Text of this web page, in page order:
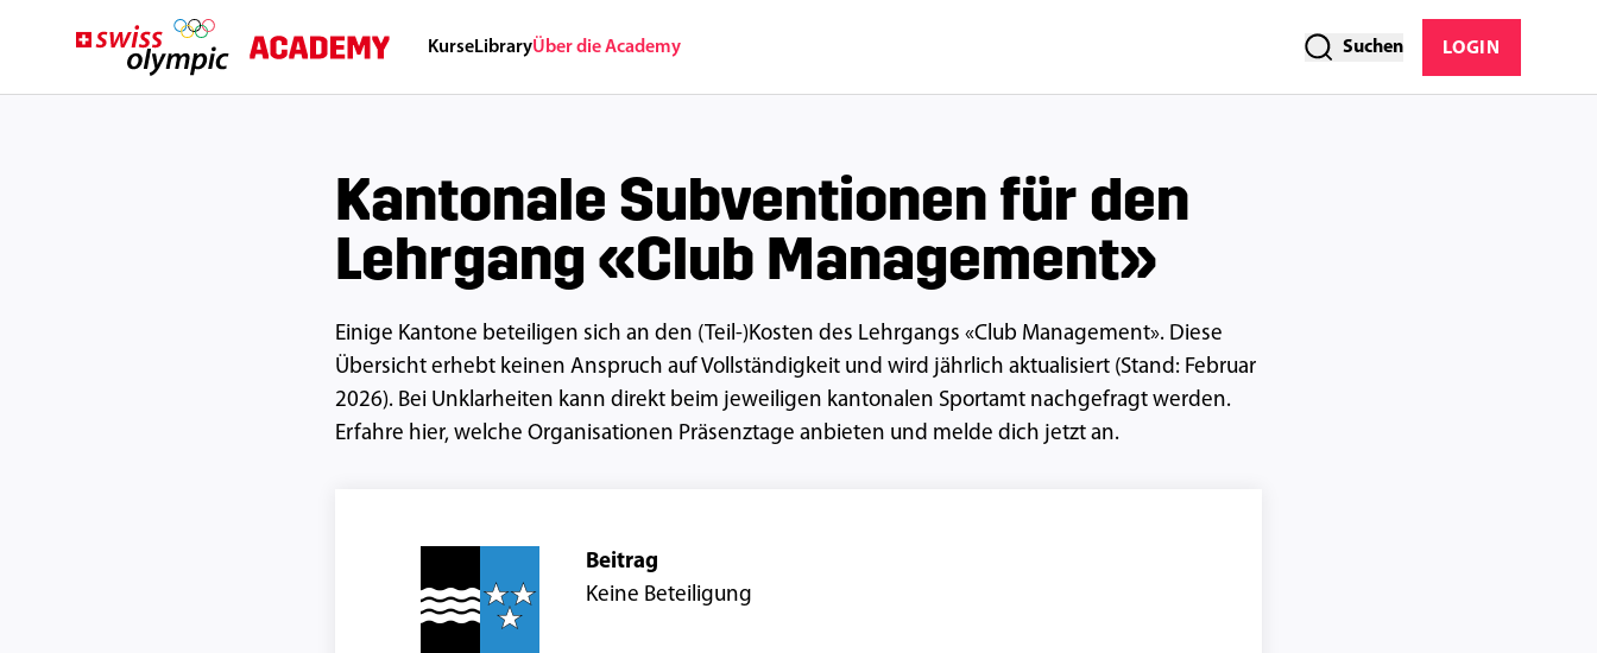
KurseLibraryÜber die Academy Suchen LOGIN
Kantonale Subventionen für den
Lehrgang «Club Management»
Einige Kantone beteiligen sich an den (Teil-)Kosten des Lehrgangs «Club Management». Diese
Übersicht erhebt keinen Anspruch auf Vollständigkeit und wird jährlich aktualisiert (Stand: Februar
2026). Bei Unklarheiten kann direkt beim jeweiligen kantonalen Sportamt nachgefragt werden.
Erfahre hier, welche Organisationen Präsenztage anbieten und melde dich jetzt an.
Beitrag
Keine Beteiligung